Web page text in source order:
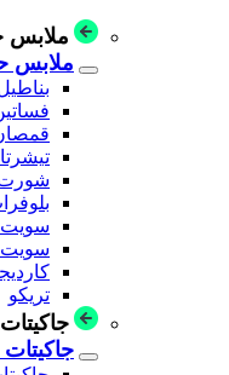
ملابس
ملابس
سويت
تريكو